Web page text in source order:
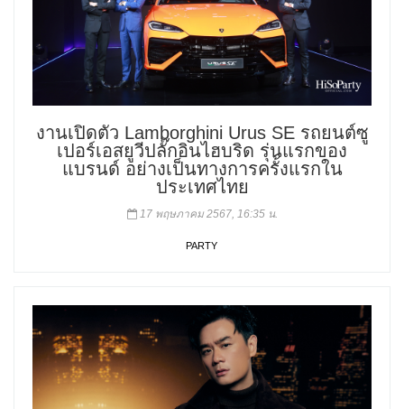
งานเปิดตัว Lamborghini Urus SE รถยนต์ซู
เปอร์เอสยูวีปลั๊กอินไฮบริด รุ่นแรกของ
แบรนด์ อย่างเป็นทางการครั้งแรกใน
ประเทศไทย
17 พฤษภาคม 2567, 16:35 น.
PARTY